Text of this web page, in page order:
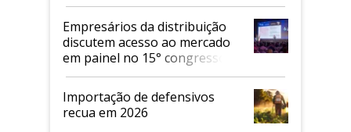
Empresários da distribuição
discutem acesso ao mercado
em painel no 15° congresso
Andav
Importação de defensivos
recua em 2026